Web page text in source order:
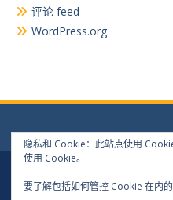
评论 feed
WordPress.org
Copyright 2024
隐私和 Cookie：此站点使用
使用 Cookie。
要了解包括如何管控 Cookie 在内